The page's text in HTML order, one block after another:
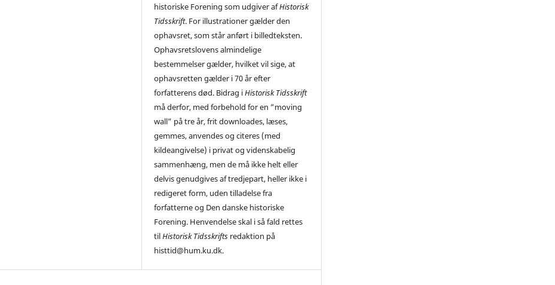
historiske Forening som udgiver afHistorisk
Tidsskrift. For illustrationer gælder den
ophavsret, som står anført i billedteksten.
Ophavsretslovens almindelige
bestemmelser gælder, hvilket vil sige, at
ophavsretten gælder i 70 år efter
forfatterens død. Bidrag iHistorisk Tidsskrift
må derfor, med forbehold for en ”moving
wall” på tre år, frit downloades, læses,
gemmes, anvendes og citeres (med
kildeangivelse) i privat og videnskabelig
sammenhæng, men de må ikke helt eller
delvis genudgives af tredjepart, heller ikke i
redigeret form, uden tilladelse fra
forfatterne og Den danske historiske
Forening. Henvendelse skal i så fald rettes
tilHistorisk Tidsskrifts redaktion på
histtid@hum.ku.dk.